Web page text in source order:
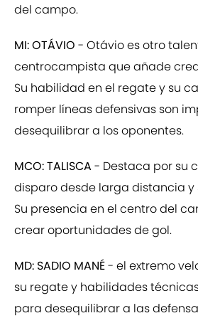
del campo.
MI: OTÁVIO - Otávio es otro
centrocampista que añade
Su habilidad en el regate y su
romper líneas defensivas son
desequilibrar a los oponentes.
MCO: TALISCA - Destaca por su
disparo desde larga distancia y
Su presencia en el centro del
crear oportunidades de gol.
MD: SADIO MANÉ- el extremo
su regate y habilidades
para desequilibrar a las